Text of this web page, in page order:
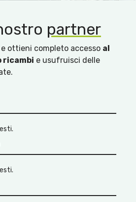
partner
ottieni completo accesso al
ricambi e usufruisci delle